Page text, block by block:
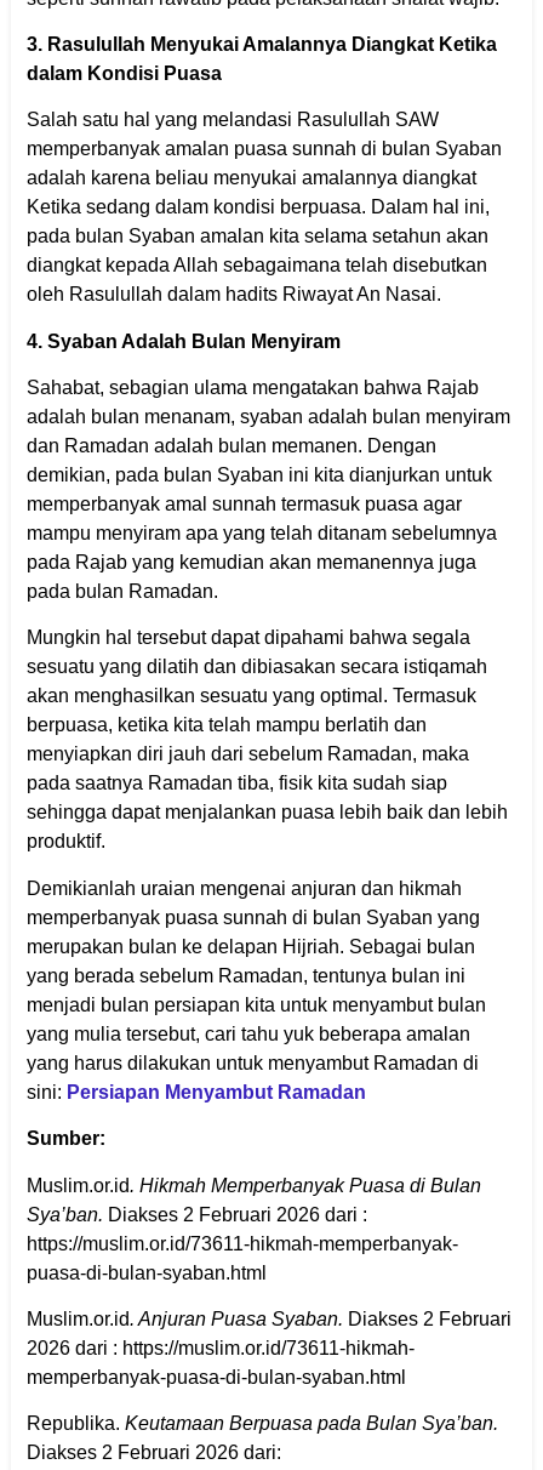
3. Rasulullah Menyukai Amalannya Diangkat Ketika
dalam Kondisi Puasa
Salah satu hal yang melandasi Rasulullah SAW
memperbanyak amalan puasa sunnah di bulan Syaban
adalah karena beliau menyukai amalannya diangkat
Ketika sedang dalam kondisi berpuasa. Dalam hal ini,
pada bulan Syaban amalan kita selama setahun akan
diangkat kepada Allah sebagaimana telah disebutkan
oleh Rasulullah dalam hadits Riwayat An Nasai.
4. Syaban Adalah Bulan Menyiram
Sahabat, sebagian ulama mengatakan bahwa Rajab
adalah bulan menanam, syaban adalah bulan menyiram
dan Ramadan adalah bulan memanen. Dengan
demikian, pada bulan Syaban ini kita dianjurkan untuk
memperbanyak amal sunnah termasuk puasa agar
mampu menyiram apa yang telah ditanam sebelumnya
pada Rajab yang kemudian akan memanennya juga
pada bulan Ramadan.
Mungkin hal tersebut dapat dipahami bahwa segala
sesuatu yang dilatih dan dibiasakan secara istiqamah
akan menghasilkan sesuatu yang optimal. Termasuk
berpuasa, ketika kita telah mampu berlatih dan
menyiapkan diri jauh dari sebelum Ramadan, maka
pada saatnya Ramadan tiba, fisik kita sudah siap
sehingga dapat menjalankan puasa lebih baik dan lebih
produktif.
Demikianlah uraian mengenai anjuran dan hikmah
memperbanyak puasa sunnah di bulan Syaban yang
merupakan bulan ke delapan Hijriah. Sebagai bulan
yang berada sebelum Ramadan, tentunya bulan ini
menjadi bulan persiapan kita untuk menyambut bulan
yang mulia tersebut, cari tahu yuk beberapa amalan
yang harus dilakukan untuk menyambut Ramadan di
sini: Persiapan Menyambut Ramadan
Sumber:
Muslim.or.id. Hikmah Memperbanyak Puasa di Bulan
Sya’ban. Diakses 2 Februari 2026 dari :
https://muslim.or.id/73611-hikmah-memperbanyak-
puasa-di-bulan-syaban.html
Muslim.or.id. Anjuran Puasa Syaban. Diakses 2 Februari
2026 dari : https://muslim.or.id/73611-hikmah-
memperbanyak-puasa-di-bulan-syaban.html
Republika. Keutamaan Berpuasa pada Bulan Sya’ban.
Diakses 2 Februari 2026 dari: